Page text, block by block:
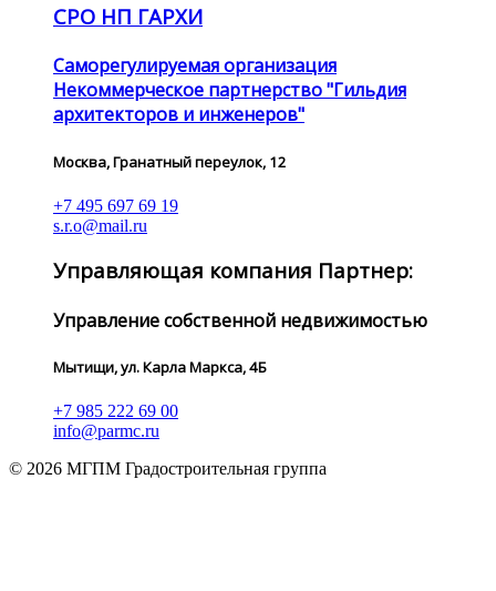
СРО НП ГАРХИ
Саморегулируемая организация
Некоммерческое партнерство "Гильдия
архитекторов и инженеров"
Москва, Гранатный переулок, 12
+7 495 697 69 19
s.r.o@mail.ru
Управляющая компания Партнер:
Управление собственной недвижимостью
Мытищи, ул. Карла Маркса, 4Б
+7 985 222 69 00
info@parmc.ru
© 2026 МГПМ Градостроительная группа